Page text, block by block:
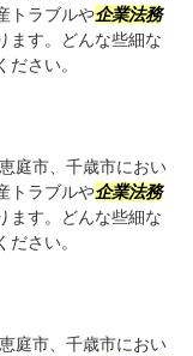
トラブルや企業法務
ます。どんな些細な
さい。
庭市、千歳市におい
トラブルや企業法務
ます。どんな些細な
さい。
庭市、千歳市におい